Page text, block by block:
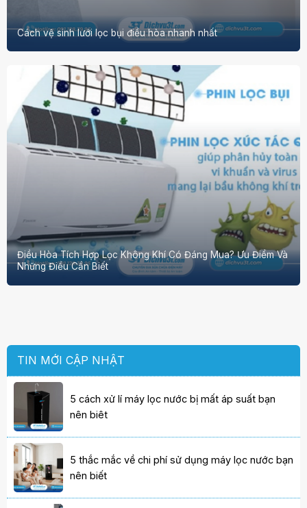
Cách vệ sinh lưới lọc bụi điều hòa nhanh nhất
Điều Hòa Tích Hợp Lọc Không Khí Có Đáng Mua? Ưu Điểm Và
Những Điều Cần Biết
TIN MỚI CẬP NHẬT
5 cách xử lí máy lọc nước bị mất áp suất bạn
nên biêt
5 thắc mắc về chi phí sử dụng máy lọc nước bạn
nên biết